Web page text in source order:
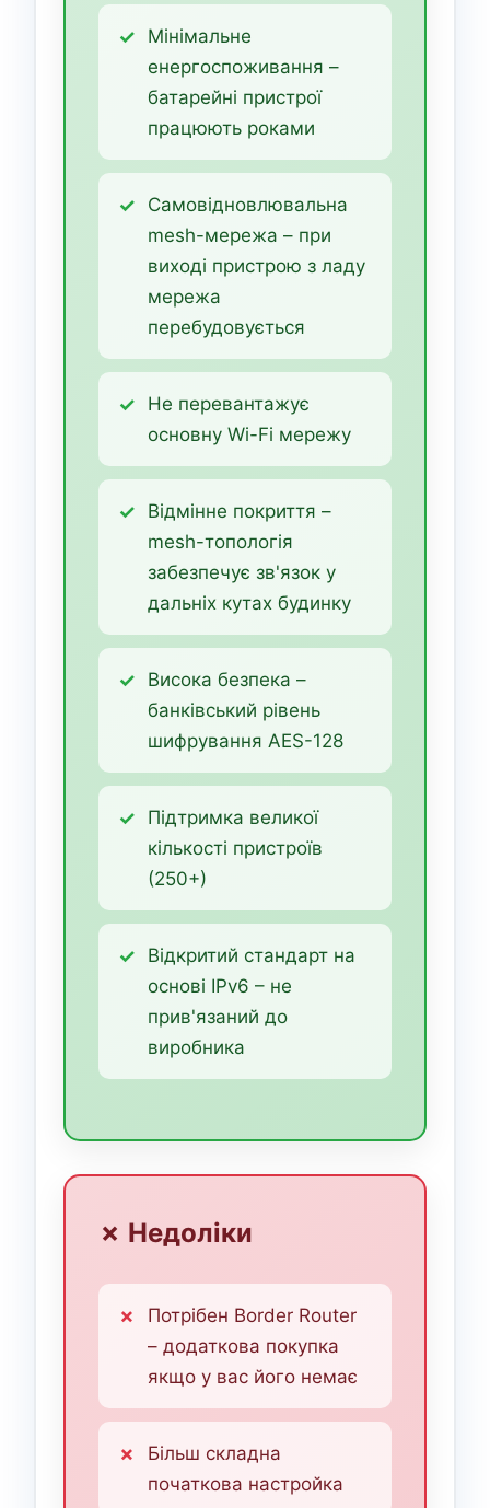
Мінімальне
енергоспоживання –
батарейні пристрої
працюють роками
Самовідновлювальна
mesh-мережа – при
виході пристрою з ладу
мережа
перебудовується
Не перевантажує
основну Wi-Fi мережу
Відмінне покриття –
mesh-топологія
забезпечує зв'язок у
дальніх кутах будинку
Висока безпека –
банківський рівень
шифрування AES-128
Підтримка великої
кількості пристроїв
(250+)
Відкритий стандарт на
основі IPv6 – не
прив'язаний до
виробника
✗ Недоліки
Потрібен Border Router
– додаткова покупка
якщо у вас його немає
Більш складна
початкова настройка